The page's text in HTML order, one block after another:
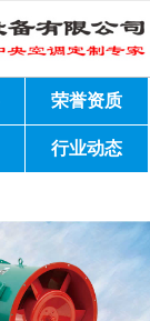
荣誉资质
行业动态